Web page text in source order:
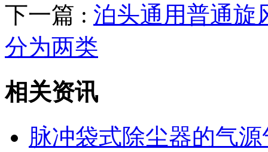
下一篇 : 泊头通用普通旋
分为两类
相关资讯
脉冲袋式除尘器的气